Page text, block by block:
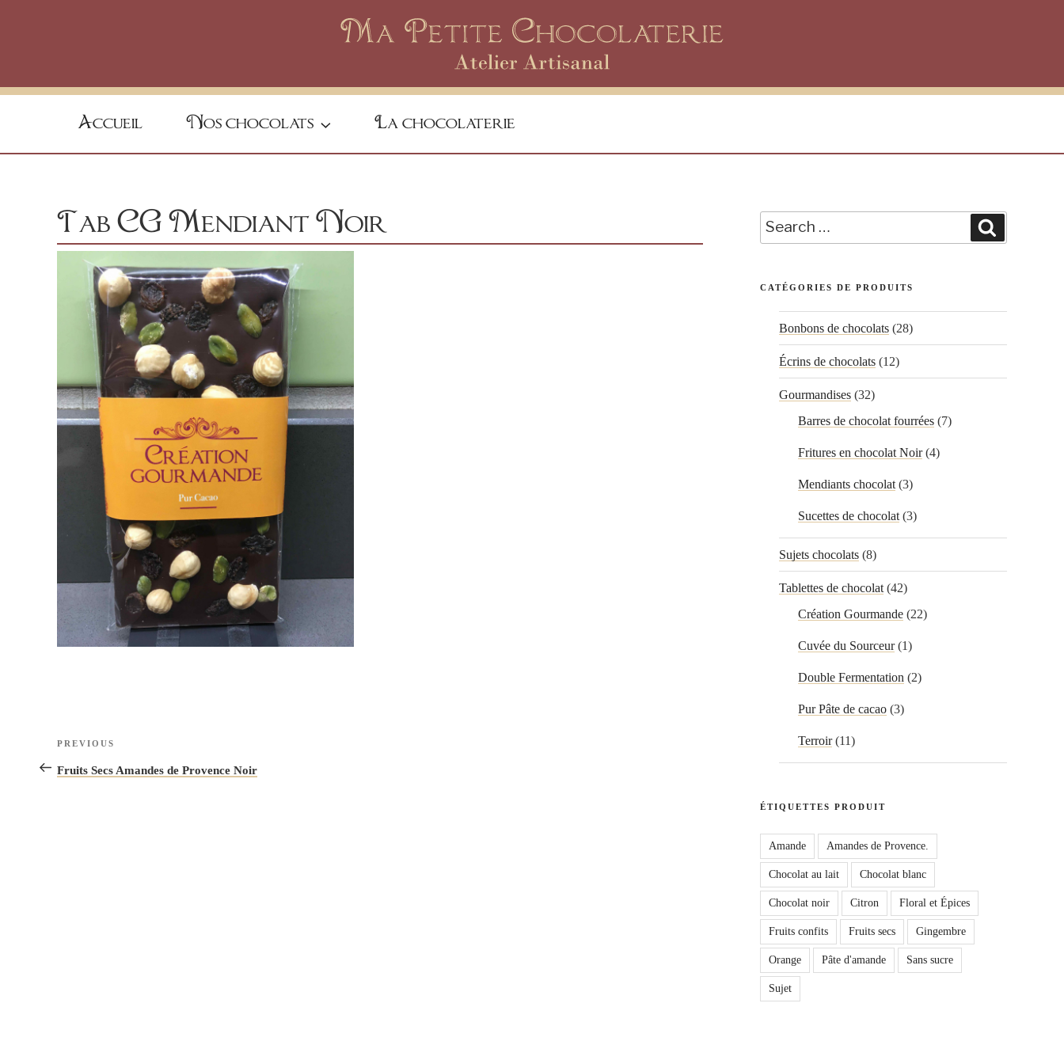
Accueil Nos chocolats La chocolaterie
Tab CG Mendiant Noir
Navigation
de
Previous
Post
PREVIOUS
Fruits Secs Amandes de Provence Noir
Search
for:
CATÉGORIES DE PRODUITS
Bonbons de chocolats (28)
Écrins de chocolats (12)
Gourmandises (32)
Barres de chocolat fourrées (7)
Fritures en chocolat Noir (4)
Mendiants chocolat (3)
Sucettes de chocolat (3)
Sujets chocolats (8)
Tablettes de chocolat (42)
Création Gourmande (22)
Cuvée du Sourceur (1)
Double Fermentation (2)
Pur Pâte de cacao (3)
Terroir (11)
ÉTIQUETTES PRODUIT
Amande Amandes de Provence.
Chocolat au lait Chocolat blanc
Chocolat noir Citron Floral et Épices
Fruits confits Fruits secs Gingembre
Orange Pâte d'amande Sans sucre
Sujet